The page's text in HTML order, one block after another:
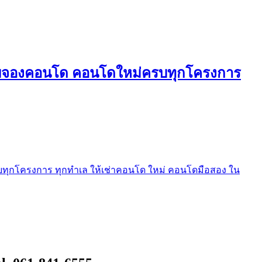
องคอนโด คอนโดใหม่ครบทุกโครงการ
โครงการ ทุกทำเล ให้เช่าคอนโด ใหม่ คอนโดมือสอง ใน